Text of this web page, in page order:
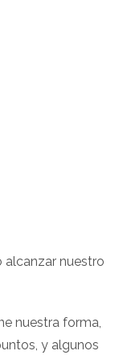
nuestro
nuestra forma,
y algunos